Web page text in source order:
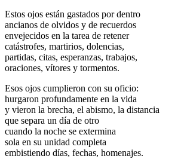
Estos ojos están gastados por dentro
ancianos de olvidos y de recuerdos
envejecidos en la tarea de retener
catástrofes, martirios, dolencias,
partidas, citas, esperanzas, trabajos,
oraciones, vítores y tormentos.
Esos ojos cumplieron con su oficio:
hurgaron profundamente en la vida
y vieron la brecha, el abismo, la distancia
que separa un día de otro
cuando la noche se extermina
sola en su unidad completa
embistiendo días, fechas, homenajes.